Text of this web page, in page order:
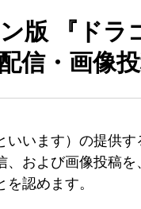
版 『ドラ
信・画像
いいます）の提供
および画像投稿
認めます。